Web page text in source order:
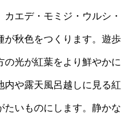
エデ・モミジ・ウルシ・
が秋色をつくります。遊歩
光が紅葉をより鮮やかに
内や露天風呂越しに見る紅
たいものにします。静かな